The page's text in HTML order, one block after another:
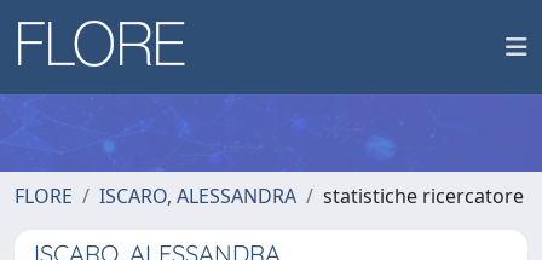
FLORE ISCARO, ALESSANDRA statistiche ricercatore
ISCARO, ALESSANDRA